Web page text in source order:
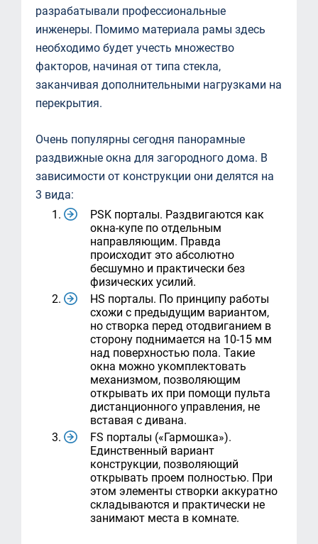
разрабатывали профессиональные
инженеры. Помимо материала рамы здесь
необходимо будет учесть множество
факторов, начиная от типа стекла,
заканчивая дополнительными нагрузками на
перекрытия.
Очень популярны сегодня панорамные
раздвижные окна для загородного дома. В
зависимости от конструкции они делятся на
3 вида:
PSK порталы. Раздвигаются как
окна-купе по отдельным
направляющим. Правда
происходит это абсолютно
бесшумно и практически без
физических усилий.
HS порталы. По принципу работы
схожи с предыдущим вариантом,
но створка перед отодвиганием в
сторону поднимается на 10-15 мм
над поверхностью пола. Такие
окна можно укомплектовать
механизмом, позволяющим
открывать их при помощи пульта
дистанционного управления, не
вставая с дивана.
FS порталы («Гармошка»).
Единственный вариант
конструкции, позволяющий
открывать проем полностью. При
этом элементы створки аккуратно
складываются и практически не
занимают места в комнате.